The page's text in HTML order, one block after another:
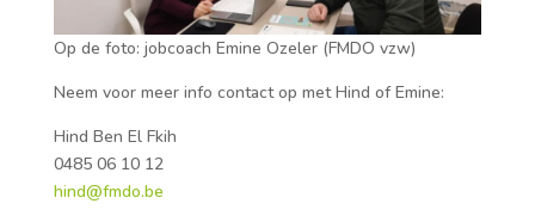
Op de foto: jobcoach Emine Ozeler (FMDO vzw)
Neem voor meer info contact op met Hind of Emine:
Hind Ben El Fkih
0485 06 10 12
hind@fmdo.be